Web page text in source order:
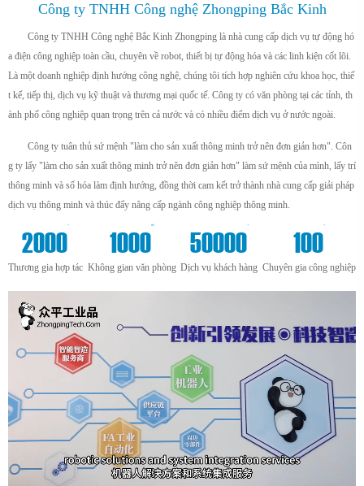
Công ty TNHH Công nghệ Zhongping Bắc Kinh
Công ty TNHH Công nghệ Bắc Kinh Zhongping là nhà cung cấp dịch vụ tự động hó
a điện công nghiệp toàn cầu, chuyên về robot, thiết bị tự động hóa và các linh kiện cốt lõi.
Là một doanh nghiệp định hướng công nghệ, chúng tôi tích hợp nghiên cứu khoa học, thiế
t kế, tiếp thị, dịch vụ kỹ thuật và thương mại quốc tế. Công ty có văn phòng tại các tỉnh, th
ành phố công nghiệp quan trọng trên cả nước và có nhiều điểm dịch vụ ở nước ngoài.
Công ty tuân thủ sứ mệnh "làm cho sản xuất thông minh trở nên đơn giản hơn". Côn
g ty lấy "làm cho sản xuất thông minh trở nên đơn giản hơn" làm sứ mệnh của mình, lấy trí
thông minh và số hóa làm định hướng, đồng thời cam kết trở thành nhà cung cấp giải pháp
dịch vụ thông minh và thúc đẩy nâng cấp ngành công nghiệp thông minh.
2000
+
Thương gia hợp tác
1000
m²
Không gian văn phòng
50000
+
Dịch vụ khách hàng
100
+
Chuyên gia công nghiệp